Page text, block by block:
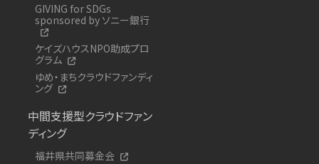
GIVING for SDGs
sponsored by ソニー銀行
ケイズハウスNPO助成プロ
グラム
ゆめ・まちクラウドファンディ
ング
中間支援型クラウドファン
ディング
福井県共同募金会